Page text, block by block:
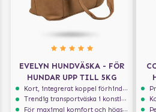
EVELYN HUNDVÄSKA - FÖR
HUNDAR UPP TILL 5KG
Kort, integrerat koppel förhindrar att hunden hoppar ur
Trendig transportväska i konstläder
För maximal komfort och högsta säkerhet